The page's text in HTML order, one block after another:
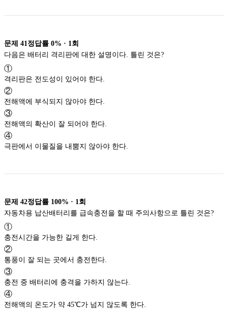
문제 41 정답률 0% · 1 회
①
격리판은 전도성이 있어야 한다.
②
전해액에 부식되지 않아야 한다.
③
전해액의 확산이 잘 되어야 한다.
④
극판에서 이물질을 내뿜지 않아야 한다.
문제 42정답률 100% · 1 회
①
충전시간을 가능한 길게 한다.
②
통풍이 잘 되는 곳에서 충전한다.
③
충전 중 배터리에 충격을 가하지 않는다.
④
전해액의 온도가 약 45℃가 넘지 않도록 한다.